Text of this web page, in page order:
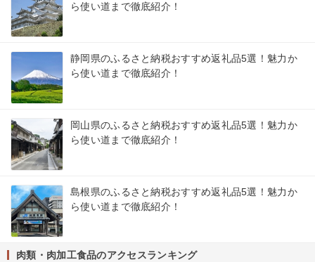
ら使い道まで徹底紹介！
静岡県のふるさと納税おすすめ返礼品5選！魅力か
ら使い道まで徹底紹介！
岡山県のふるさと納税おすすめ返礼品5選！魅力か
ら使い道まで徹底紹介！
島根県のふるさと納税おすすめ返礼品5選！魅力か
ら使い道まで徹底紹介！
肉類・肉加工食品のアクセスランキング